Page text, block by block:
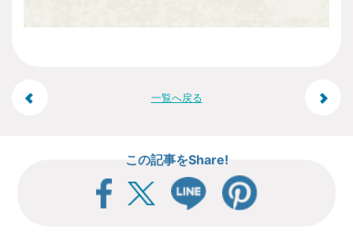
投
一覧へ戻る
この記事をShare!